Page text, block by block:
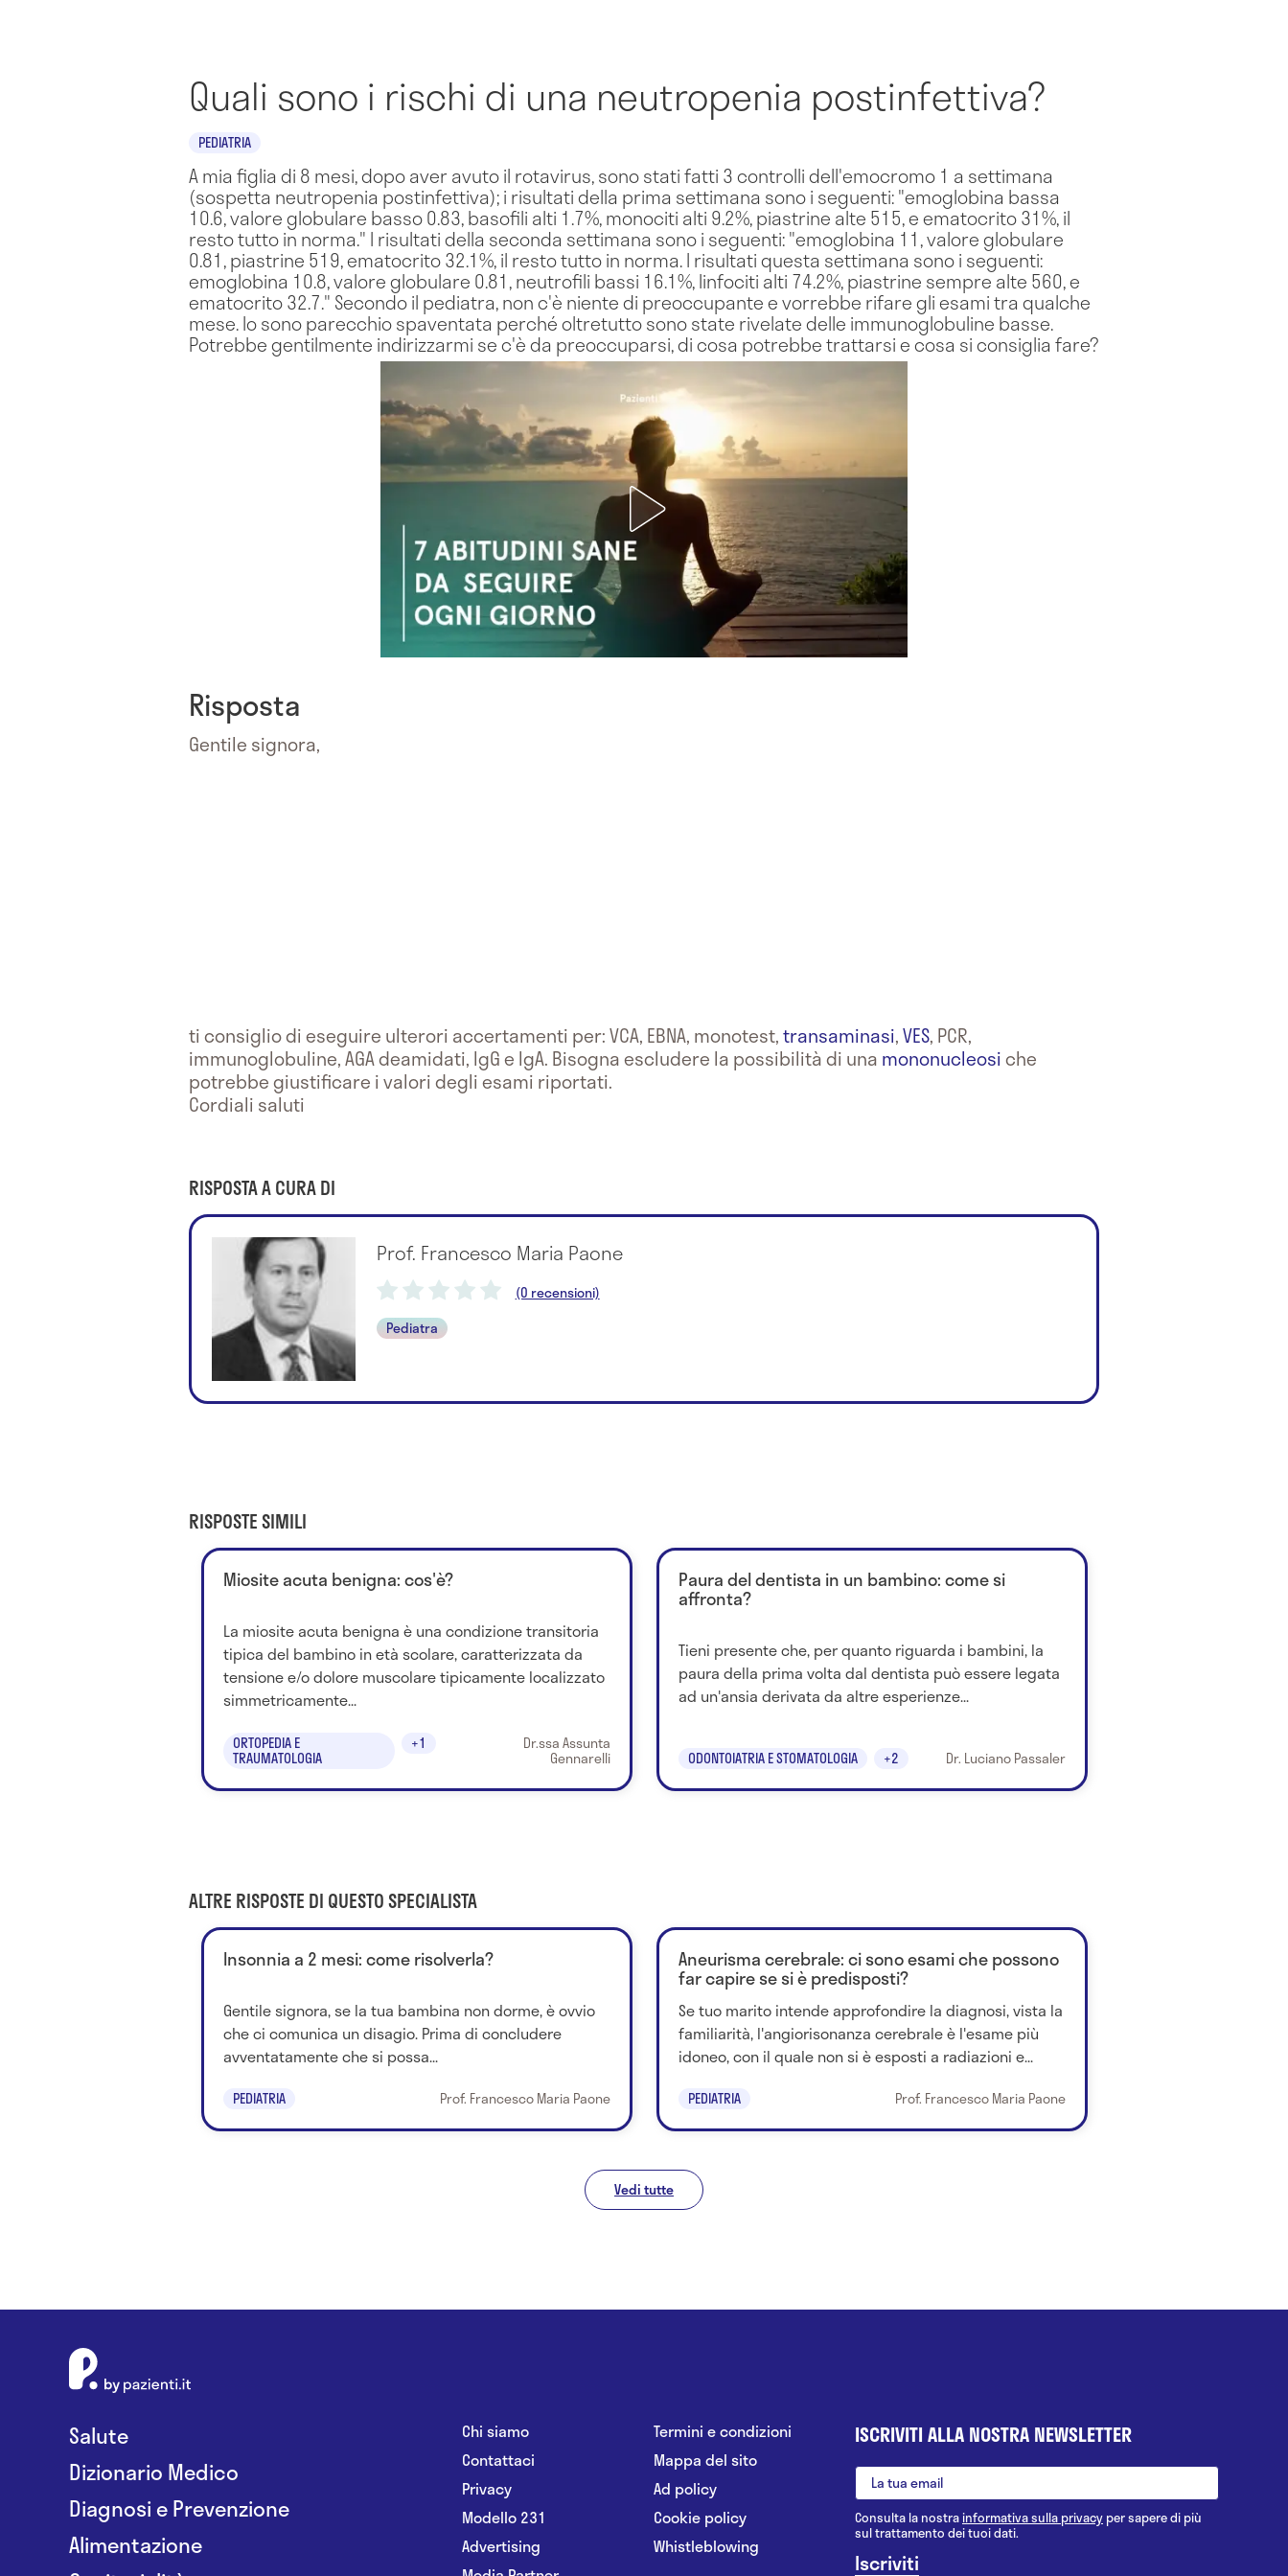
Quali sono i rischi di una neutropenia postinfettiva?
PEDIATRIA
A mia figlia di 8 mesi, dopo aver avuto il rotavirus, sono stati fatti 3 controlli dell'emocromo 1 a settimana
(sospetta neutropenia postinfettiva); i risultati della prima settimana sono i seguenti: "emoglobina bassa
10.6, valore globulare basso 0.83, basofili alti 1.7%, monociti alti 9.2%, piastrine alte 515, e ematocrito 31%, il
resto tutto in norma." I risultati della seconda settimana sono i seguenti: "emoglobina 11, valore globulare
0.81, piastrine 519, ematocrito 32.1%, il resto tutto in norma. I risultati questa settimana sono i seguenti:
emoglobina 10.8, valore globulare 0.81, neutrofili bassi 16.1%, linfociti alti 74.2%, piastrine sempre alte 560, e
ematocrito 32.7." Secondo il pediatra, non c'è niente di preoccupante e vorrebbe rifare gli esami tra qualche
mese. Io sono parecchio spaventata perché oltretutto sono state rivelate delle immunoglobuline basse.
Potrebbe gentilmente indirizzarmi se c'è da preoccuparsi, di cosa potrebbe trattarsi e cosa si consiglia fare?
Risposta
Gentile signora,
ti consiglio di eseguire ulterori accertamenti per: VCA, EBNA, monotest,transaminasi,VES, PCR,
immunoglobuline, AGA deamidati, IgG e IgA. Bisogna escludere la possibilità di una mononucleosiche
potrebbe giustificare i valori degli esami riportati.
Cordiali saluti
RISPOSTA A CURA DI
Prof. Francesco Maria Paone
(0 recensioni)
Pediatra
RISPOSTE SIMILI
Miosite acuta benigna: cos'è?
La miosite acuta benigna è una condizione transitoria
tipica del bambino in età scolare, caratterizzata da
tensione e/o dolore muscolare tipicamente localizzato
simmetricamente...
ORTOPEDIA E
TRAUMATOLOGIA
+1 Dr.ssa Assunta
Gennarelli
Paura del dentista in un bambino: come si
affronta?
Tieni presente che, per quanto riguarda i bambini, la
paura della prima volta dal dentista può essere legata
ad un'ansia derivata da altre esperienze...
ODONTOIATRIA E STOMATOLOGIA +2 Dr. Luciano Passaler
ALTRE RISPOSTE DI QUESTO SPECIALISTA
Insonnia a 2 mesi: come risolverla?
Gentile signora, se la tua bambina non dorme, è ovvio
che ci comunica un disagio. Prima di concludere
avventatamente che si possa...
PEDIATRIA Prof. Francesco Maria Paone
Aneurisma cerebrale: ci sono esami che possono
far capire se si è predisposti?
Se tuo marito intende approfondire la diagnosi, vista la
familiarità, l'angiorisonanza cerebrale è l'esame più
idoneo, con il quale non si è esposti a radiazioni e...
PEDIATRIA Prof. Francesco Maria Paone
Vedi tutte
Salute
Dizionario Medico
Diagnosi e Prevenzione
Alimentazione
Chi siamo
Contattaci
Privacy
Modello 231
Advertising
Termini e condizioni
Mappa del sito
Ad policy
Cookie policy
Whistleblowing
ISCRIVITI ALLA NOSTRA NEWSLETTER
Consulta la nostrainformativa sulla privacy per sapere di più
sul trattamento dei tuoi dati.